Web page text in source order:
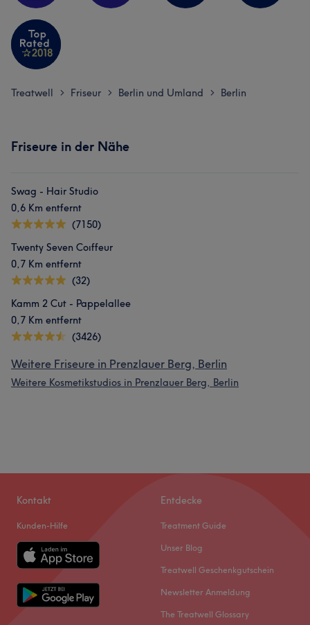
Treatwell > Friseur > Berlin und Umland > Berlin
Friseure in der Nähe
Swag - Hair Studio
0,6 Km entfernt
(7150)
Twenty Seven Coıffeur
0,7 Km entfernt
(32)
Kamm 2 Cut - Pappelallee
0,7 Km entfernt
(3426)
Weitere Friseure in Prenzlauer Berg, Berlin
Weitere Kosmetikstudios in Prenzlauer Berg, Berlin
Kontakt
Kunden-Hilfe
Entdecke
Treatment Guide
Unser Blog
Treatwell Geschenkgutschein
Newsletter Anmeldung
The Treatwell Glossary